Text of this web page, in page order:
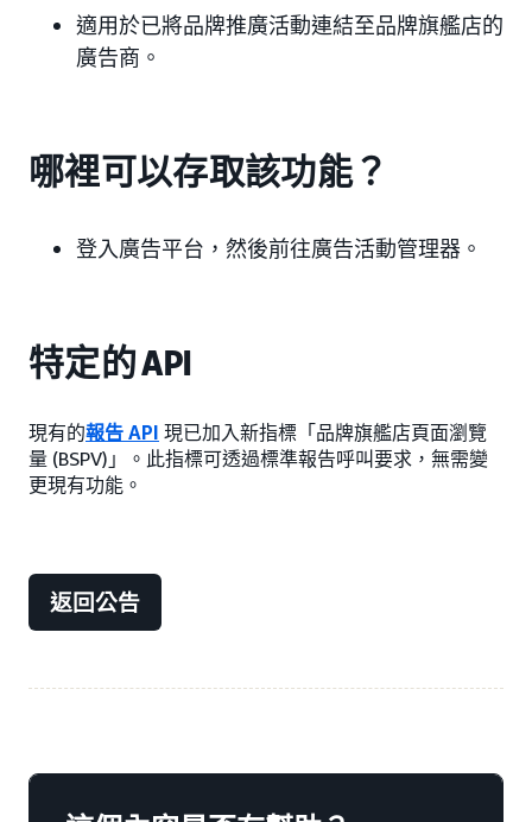
適用於已將品牌推廣活動連結至品牌旗艦店的
廣告商。
哪裡可以存取該功能？
登入廣告平台，然後前往廣告活動管理器。
特定的 API
現有的報告 API 現已加入新指標「品牌旗艦店頁面瀏覽
量 (BSPV)」。此指標可透過標準報告呼叫要求，無需變
更現有功能。
返回公告